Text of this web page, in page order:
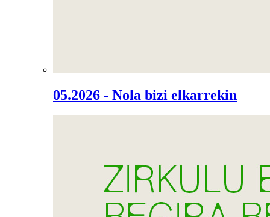
05.2026 - Nola bizi elkarrekin